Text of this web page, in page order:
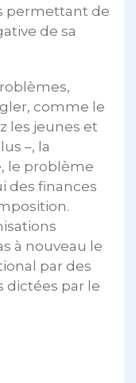
permettant de
de sa
comme le
les jeunes et
–, la
le problème
des finances
à nouveau le
par des
dictées par le